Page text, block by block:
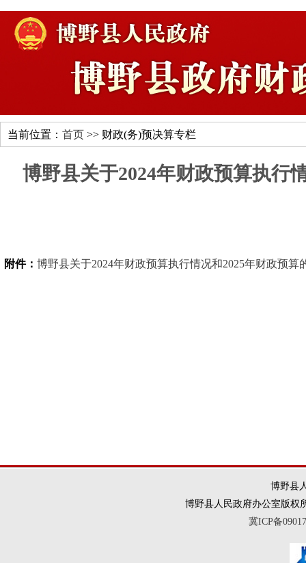
当前位置： 首页 >> 财政(务)预决算专栏
博野县关于2024年财政预算执行
附件： 博野县关于2024年财政预算执行情况和2025年财政预算
博野县
博野县人民政府办公室版权
冀ICP备